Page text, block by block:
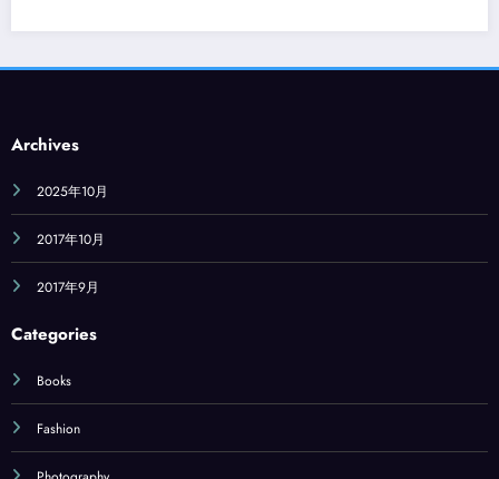
Archives
2025年10月
2017年10月
2017年9月
Categories
Books
Fashion